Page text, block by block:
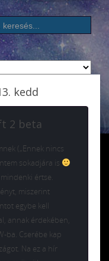
kedd
2 beta
(„Ennek nincs
sokadjára is
értse.
miszerint
egybe kell
annak érdekében,
ba. Cserébe kap
Na ez a hír